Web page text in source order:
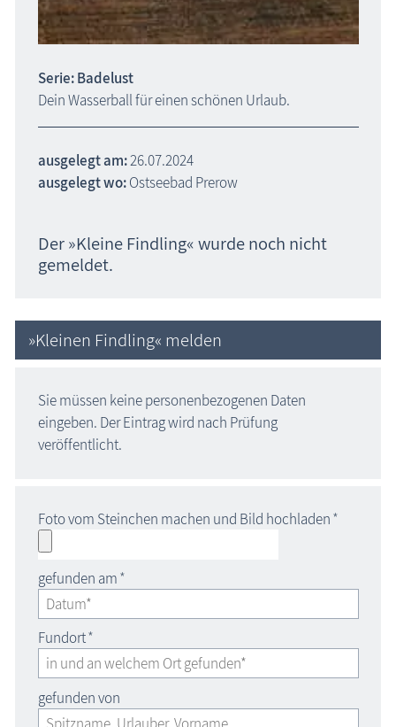
Serie: Badelust
Dein Wasserball für einen schönen Urlaub.
ausgelegt am:26.07.2024
ausgelegt wo:Ostseebad Prerow
Der »Kleine Findling« wurde noch nicht
gemeldet.
»Kleinen Findling« melden
Sie müssen keine personenbezogenen Daten
eingeben. Der Eintrag wird nach Prüfung
veröffentlicht.
Foto vom Steinchen machen und Bild hochladen*
gefunden am*
Fundort*
gefunden von